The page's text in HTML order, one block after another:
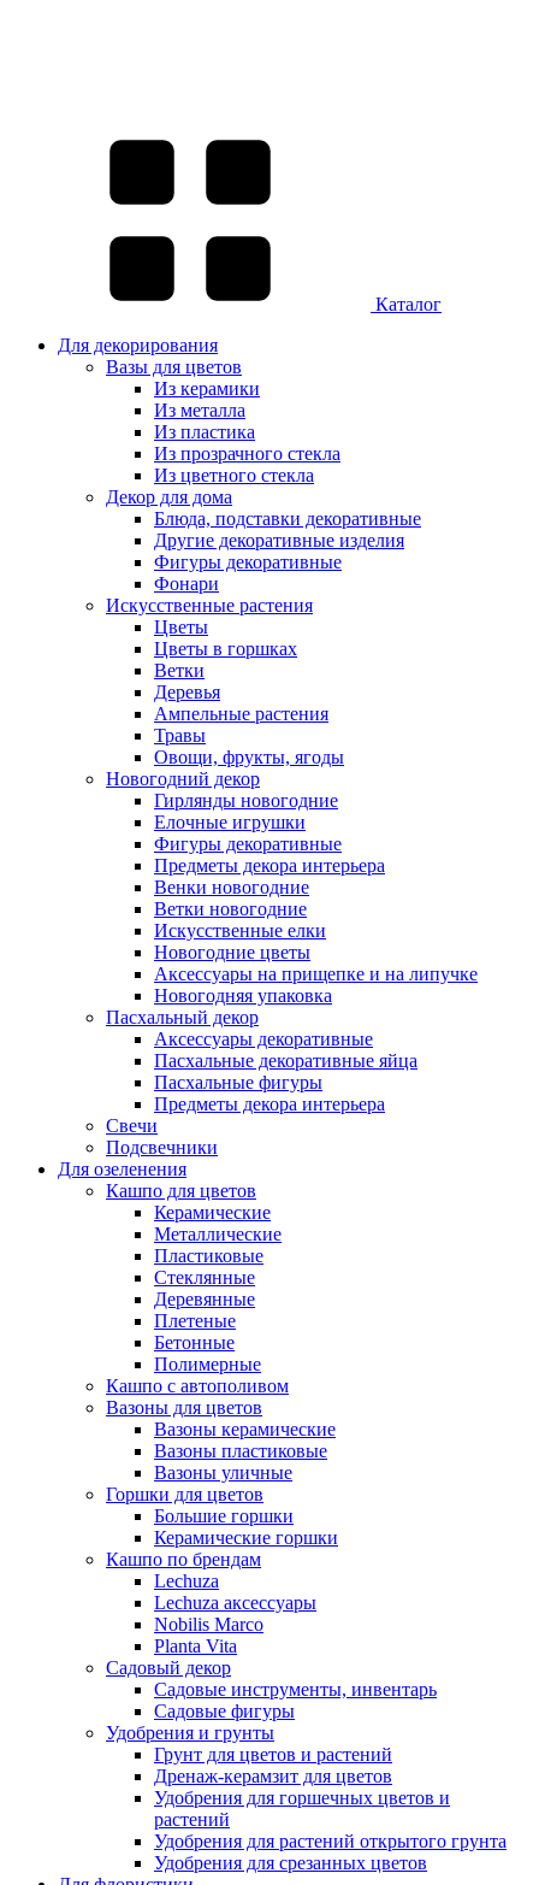
Каталог
Для декорирования
Вазы для цветов
Из керамики
Из металла
Из пластика
Из прозрачного стекла
Из цветного стекла
Декор для дома
Блюда, подставки декоративные
Другие декоративные изделия
Фигуры декоративные
Фонари
Искусственные растения
Цветы
Цветы в горшках
Ветки
Деревья
Ампельные растения
Травы
Овощи, фрукты, ягоды
Новогодний декор
Гирлянды новогодние
Елочные игрушки
Фигуры декоративные
Предметы декора интерьера
Венки новогодние
Ветки новогодние
Искусственные елки
Новогодние цветы
Аксессуары на прищепке и на липучке
Новогодняя упаковка
Пасхальный декор
Аксессуары декоративные
Пасхальные декоративные яйца
Пасхальные фигуры
Предметы декора интерьера
Свечи
Подсвечники
Для озеленения
Кашпо для цветов
Керамические
Металлические
Пластиковые
Стеклянные
Деревянные
Плетеные
Бетонные
Полимерные
Кашпо с автополивом
Вазоны для цветов
Вазоны керамические
Вазоны пластиковые
Вазоны уличные
Горшки для цветов
Большие горшки
Керамические горшки
Кашпо по брендам
Lechuza
Lechuza аксессуары
Nobilis Marco
Planta Vita
Садовый декор
Садовые инструменты, инвентарь
Садовые фигуры
Удобрения и грунты
Грунт для цветов и растений
Дренаж-керамзит для цветов
Удобрения для горшечных цветов и
растений
Удобрения для растений открытого грунта
Удобрения для срезанных цветов